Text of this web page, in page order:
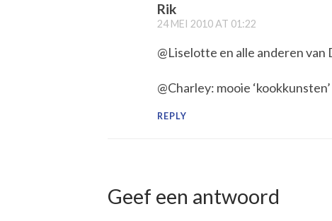
Rik
24 MEI 2010 AT 01:22
@Liselotte en alle anderen
@Charley: mooie
REPLY
Geef een antwoord